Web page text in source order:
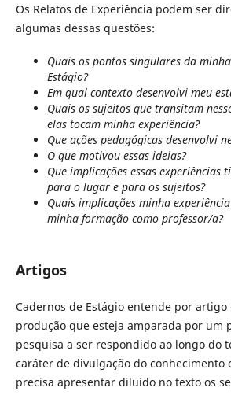
Os Relatos de Experiência podem ser
algumas dessas questões:
Quais os pontos singulares da
Estágio?
Em qual contexto desenvolvi meu
Quais os sujeitos que transitam
elas tocam minha experiência?
Que ações pedagógicas desenvolvi
O que motivou essas ideias?
Que implicações essas experiências
para o lugar e para os sujeitos?
Quais implicações minha
minha formação como professor/a?
Artigos
Cadernos de Estágio entende por
produção que esteja amparada por um
pesquisa a ser respondido ao longo do
caráter de divulgação do conhecimento
precisa apresentar diluído no texto os